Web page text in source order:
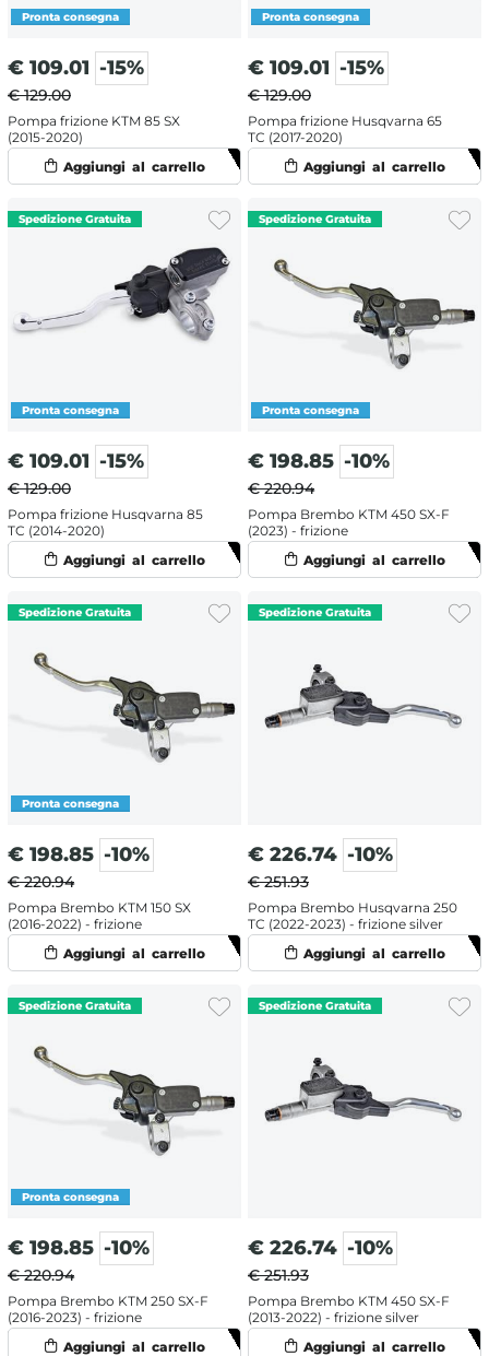
€ 109.01 -15%
€ 129.00
Pompa frizione KTM 85 SX
(2015-2020)
€ 109.01 -15%
€ 129.00
Pompa frizione Husqvarna 65
TC (2017-2020)
€ 109.01 -15%
€ 129.00
Pompa frizione Husqvarna 85
TC (2014-2020)
€ 198.85 -10%
€ 220.94
Pompa Brembo KTM 450 SX-F
(2023) - frizione
€ 198.85 -10%
€ 220.94
Pompa Brembo KTM 150 SX
(2016-2022) - frizione
€ 226.74 -10%
€ 251.93
Pompa Brembo Husqvarna 250
TC (2022-2023) - frizione silver
€ 198.85 -10%
€ 220.94
Pompa Brembo KTM 250 SX-F
(2016-2023) - frizione
€ 226.74 -10%
€ 251.93
Pompa Brembo KTM 450 SX-F
(2013-2022) - frizione silver